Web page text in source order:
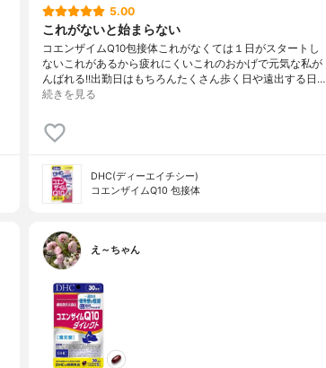
5.00
これがないと始まらない
コエンザイムQ10包接体これがなくては１日がスタートし
ないこれがあるから疲れにくいこれのおかげで元気な私が
んばれる!!出勤日はもちろんたくさん歩く日や遠出する日…
続きを見る
DHC(ディーエイチシー)
コエンザイムQ10 包接体
え～ちゃん